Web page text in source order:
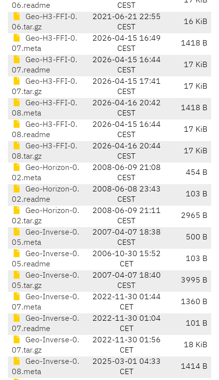
06.readme
CEST
Geo-H3-FFI-0.
06.tar.gz
2021-06-21 22:55
CEST
16 KiB
Geo-H3-FFI-0.
07.meta
2026-04-15 16:49
CEST
1418 B
Geo-H3-FFI-0.
07.readme
2026-04-15 16:44
CEST
17 KiB
Geo-H3-FFI-0.
07.tar.gz
2026-04-15 17:41
CEST
17 KiB
Geo-H3-FFI-0.
08.meta
2026-04-16 20:42
CEST
1418 B
Geo-H3-FFI-0.
08.readme
2026-04-15 16:44
CEST
17 KiB
Geo-H3-FFI-0.
08.tar.gz
2026-04-16 20:44
CEST
17 KiB
Geo-Horizon-0.
02.meta
2008-06-09 21:08
CEST
454 B
Geo-Horizon-0.
02.readme
2008-06-08 23:43
CEST
103 B
Geo-Horizon-0.
02.tar.gz
2008-06-09 21:11
CEST
2965 B
Geo-Inverse-0.
05.meta
2007-04-07 18:38
CEST
500 B
Geo-Inverse-0.
05.readme
2006-10-30 15:52
CET
103 B
Geo-Inverse-0.
05.tar.gz
2007-04-07 18:40
CEST
3995 B
Geo-Inverse-0.
07.meta
2022-11-30 01:44
CET
1360 B
Geo-Inverse-0.
07.readme
2022-11-30 01:04
CET
101 B
Geo-Inverse-0.
07.tar.gz
2022-11-30 01:56
CET
18 KiB
Geo-Inverse-0.
08.meta
2025-03-01 04:33
CET
1414 B